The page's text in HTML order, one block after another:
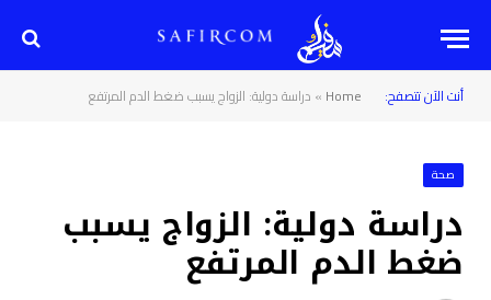
أنت الآن تتصفح: Home
» دراسة دولية: الزواج يسبب ضغط الدم المرتفع
صحة
دراسة دولية: الزواج يسبب
ضغط الدم المرتفع